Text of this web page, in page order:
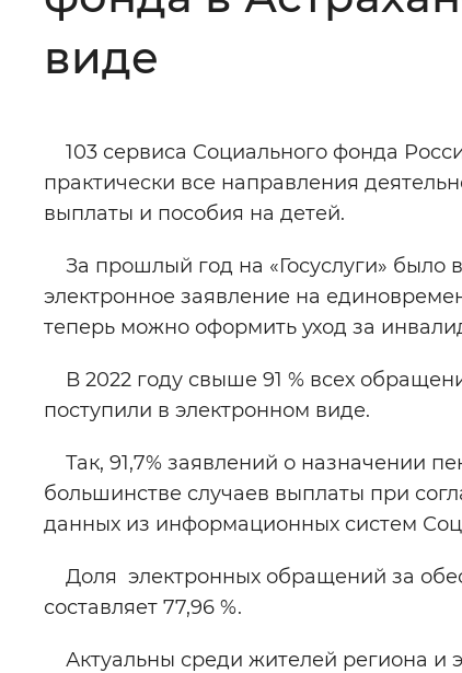
Звуковой ассистент:
Вернуть стандартные
виде
103 сервиса Социального фонда
практически все направления
выплаты и пособия на детей.
За прошлый год на «Госуслуги» было
электронное заявление на
теперь можно оформить уход за
В 2022 году свыше 91 % всех
поступили в электронном виде.
Так, 91,7% заявлений о назначении
большинстве случаев выплаты при
данных из информационных систем
Доля электронных обращений за
составляет 77,96 %.
Актуальны среди жителей региона и